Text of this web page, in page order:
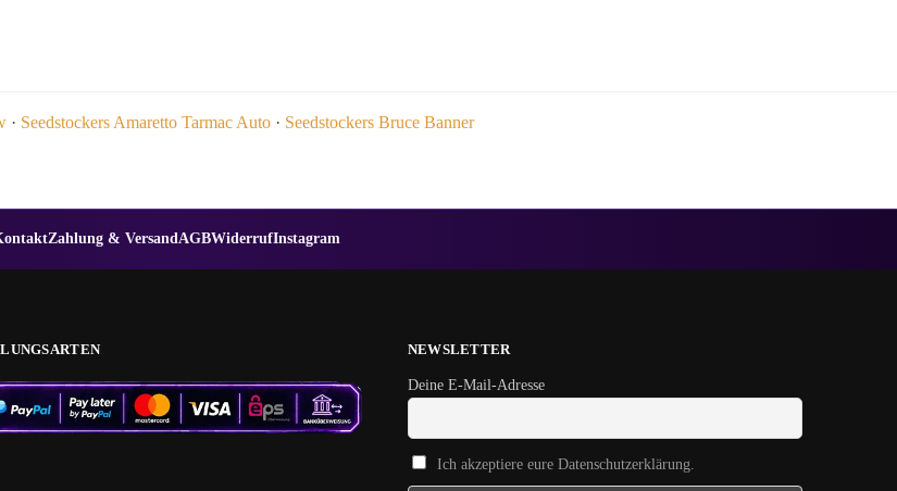
· Seedstockers Amaretto Tarmac Auto · Seedstockers Bruce Banner
Zahlung & VersandAGBWiderrufInstagram
NEWSLETTER
Deine E-Mail-Adresse
Ich akzeptiere eure Datenschutzerklärung.